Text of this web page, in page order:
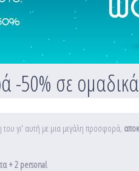
-50% σε
του γι' αυτή με μια μεγάλη προσφορά,
+ 2 personal.